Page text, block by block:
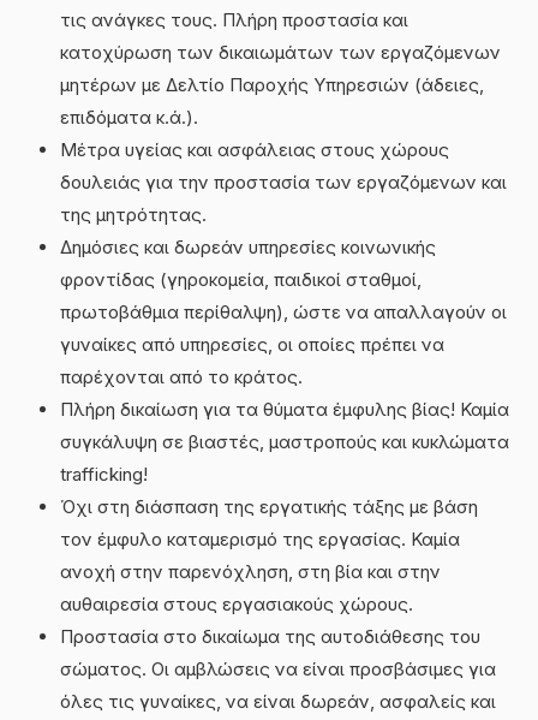
τις ανάγκες τους. Πλήρη προστασία και
κατοχύρωση των δικαιωμάτων των εργαζόμενων
μητέρων με Δελτίο Παροχής Υπηρεσιών (άδειες,
επιδόματα κ.ά.).
Μέτρα υγείας και ασφάλειας στους χώρους
δουλειάς για την προστασία των εργαζόμενων και
της μητρότητας.
Δημόσιες και δωρεάν υπηρεσίες κοινωνικής
φροντίδας (γηροκομεία, παιδικοί σταθμοί,
πρωτοβάθμια περίθαλψη), ώστε να απαλλαγούν οι
γυναίκες από υπηρεσίες, οι οποίες πρέπει να
παρέχονται από το κράτος.
Πλήρη δικαίωση για τα θύματα έμφυλης βίας! Καμία
συγκάλυψη σε βιαστές, μαστροπούς και κυκλώματα
trafficking!
Όχι στη διάσπαση της εργατικής τάξης με βάση
τον έμφυλο καταμερισμό της εργασίας. Καμία
ανοχή στην παρενόχληση, στη βία και στην
αυθαιρεσία στους εργασιακούς χώρους.
Προστασία στο δικαίωμα της αυτοδιάθεσης του
σώματος. Οι αμβλώσεις να είναι προσβάσιμες για
όλες τις γυναίκες, να είναι δωρεάν, ασφαλείς και